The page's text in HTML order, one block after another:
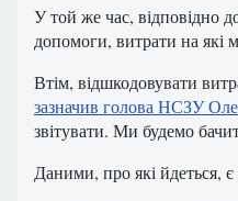
У той же час, відповідно
допомоги, витрати на які
Втім, відшкодовувати
зазначив голова НСЗУ
звітувати. Ми будемо
Даними, про які йдеться,